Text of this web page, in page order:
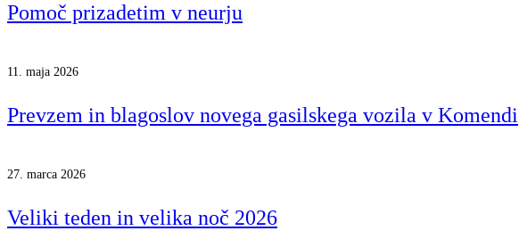
Pomoč prizadetim v neurju
11. maja 2026
Prevzem in blagoslov novega gasilskega vozila v Komendi
27. marca 2026
Veliki teden in velika noč 2026